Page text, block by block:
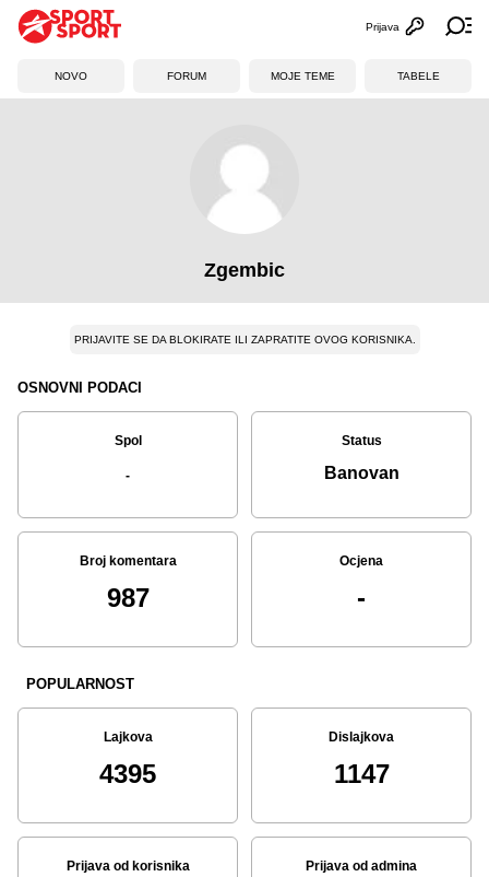
Otvori
Prijava
NOVO FORUM MOJE TEME TABELE
Zgembic
PRIJAVITE SE DA BLOKIRATE ILI ZAPRATITE OVOG KORISNIKA.
OSNOVNI PODACI
Spol
-
Status
Banovan
Broj komentara
987
Ocjena
-
POPULARNOST
Lajkova
4395
Dislajkova
1147
Prijava od korisnika Prijava od admina